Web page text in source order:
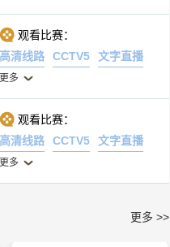
观看比赛：
高清线路
CCTV5 文字直播
更多
观看比赛：
高清线路
CCTV5 文字直播
更多
更多 >>